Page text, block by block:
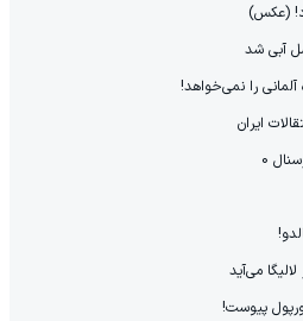
آبی شد
را نمی‌خواهد!
ایران
می‌آید
پیوست!